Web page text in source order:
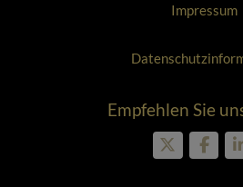
Impressum
Empfehlen Sie